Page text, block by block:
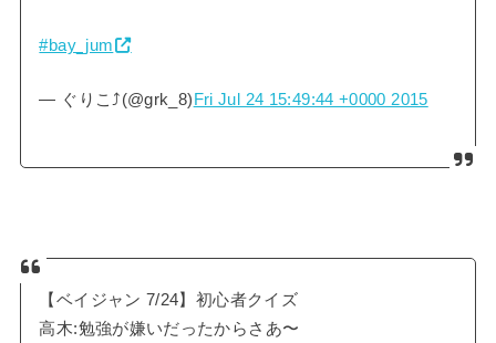
#bay_jum
— ぐりこ⤴︎(@grk_8) Fri Jul 24 15:49:44 +0000 2015
【ベイジャン 7/24】初心者クイズ
高木:勉強が嫌いだったからさあ〜